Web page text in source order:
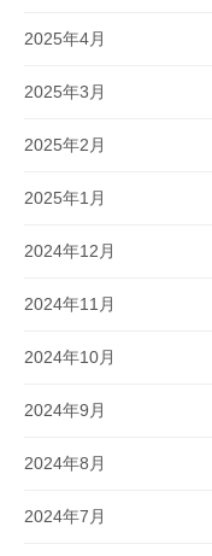
2025年4月
2025年3月
2025年2月
2025年1月
2024年12月
2024年11月
2024年10月
2024年9月
2024年8月
2024年7月